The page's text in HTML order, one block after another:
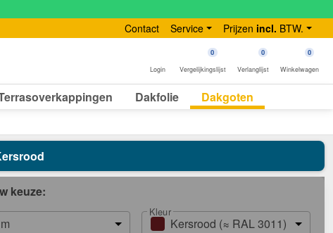
Contact Service Prijzen incl. BTW.
Login
0
Vergelijkingslijst
0
Verlanglijst
0
Winkelwagen
Dakfolie Dakgoten
keuze:
Kleur
Kersrood (≈ RAL 3011)